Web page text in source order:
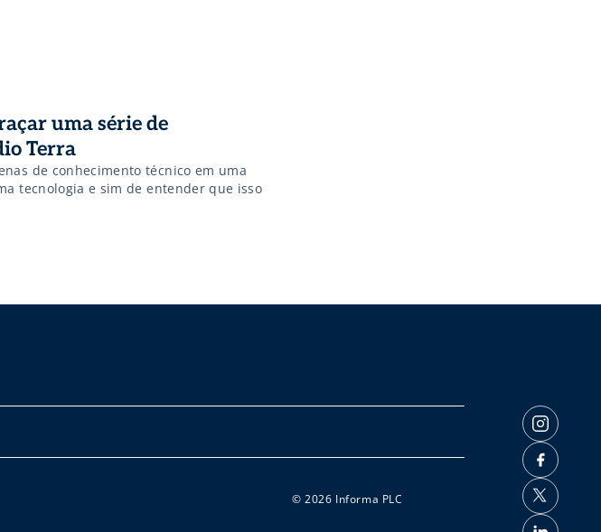
uma série de
Terra
de conhecimento técnico em uma
tecnologia e sim de entender que isso
© 2026 Informa PLC